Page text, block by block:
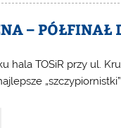
– PÓŁFINAŁ
hala TOSiR przy ul.
„szczypiornistki”